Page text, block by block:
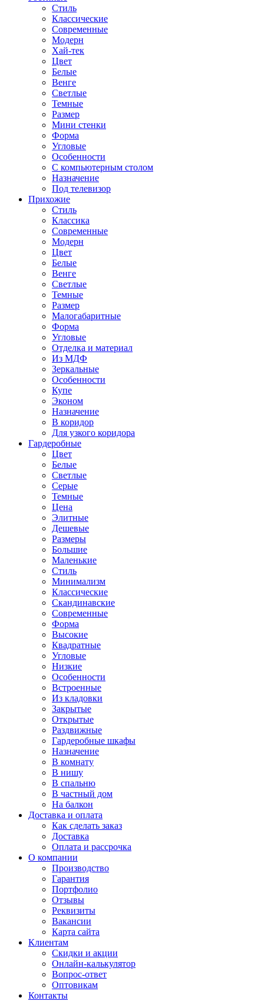
Стиль
Классические
Современные
Модерн
Хай-тек
Цвет
Белые
Венге
Светлые
Темные
Размер
Мини стенки
Форма
Угловые
Особенности
С компьютерным столом
Назначение
Под телевизор
Прихожие
Стиль
Классика
Современные
Модерн
Цвет
Белые
Венге
Светлые
Темные
Размер
Малогабаритные
Форма
Угловые
Отделка и материал
Из МДФ
Зеркальные
Особенности
Купе
Эконом
Назначение
В коридор
Для узкого коридора
Гардеробные
Цвет
Белые
Светлые
Серые
Темные
Цена
Элитные
Дешевые
Размеры
Большие
Маленькие
Стиль
Минимализм
Классические
Скандинавские
Современные
Форма
Высокие
Квадратные
Угловые
Низкие
Особенности
Встроенные
Из кладовки
Закрытые
Открытые
Раздвижные
Гардеробные шкафы
Назначение
В комнату
В нишу
В спальню
В частный дом
На балкон
Доставка и оплата
Как сделать заказ
Доставка
Оплата и рассрочка
О компании
Производство
Гарантия
Портфолио
Отзывы
Реквизиты
Вакансии
Карта сайта
Клиентам
Скидки и акции
Онлайн-калькулятор
Вопрос-ответ
Оптовикам
Контакты